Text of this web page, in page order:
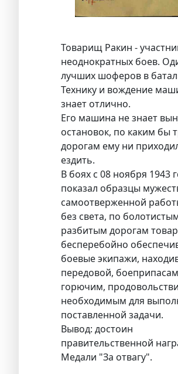
Товарищ Ракин -
неоднократных боев.
лучших шоферов в
Технику и вождение
знает отлично.
Его машина не знает
остановок, по каким бы
дорогам ему ни
ездить.
В боях с 08 ноября 1943
показал образцы
самоотверженной
без света, по
разбитым дорогам
бесперебойно
боевые экипажи,
передовой,
горючим,
необходимым для
поставленной задачи.
Вывод: достоин
правительственной
Медали "За отвагу".